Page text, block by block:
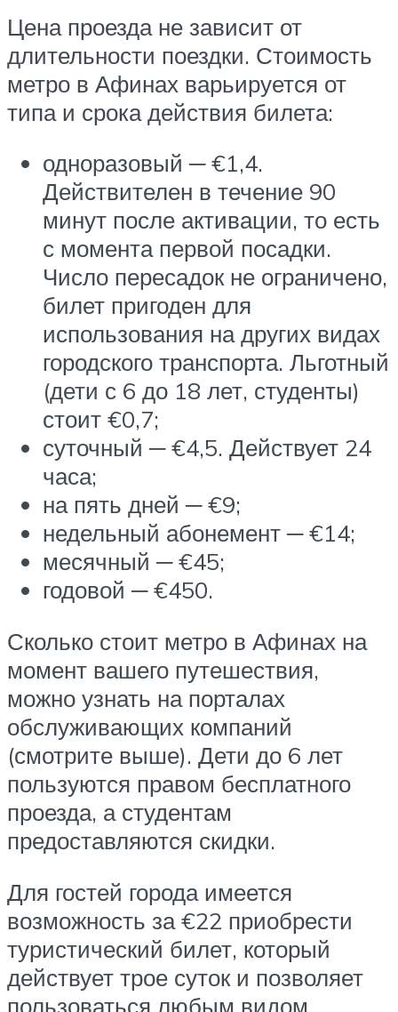
Цена проезда не зависит от
длительности поездки. Стоимость
метро в Афинах варьируется от
типа и срока действия билета:
одноразовый ─ €1,4.
Действителен в течение 90
минут после активации, то есть
с момента первой посадки.
Число пересадок не ограничено,
билет пригоден для
использования на других видах
городского транспорта. Льготный
(дети с 6 до 18 лет, студенты)
стоит €0,7;
суточный ─ €4,5. Действует 24
часа;
на пять дней ─ €9;
недельный абонемент ─ €14;
месячный ─ €45;
годовой ─ €450.
Сколько стоит метро в Афинах на
момент вашего путешествия,
можно узнать на порталах
обслуживающих компаний
(смотрите выше). Дети до 6 лет
пользуются правом бесплатного
проезда, а студентам
предоставляются скидки.
Для гостей города имеется
возможность за €22 приобрести
туристический билет, который
действует трое суток и позволяет
пользоваться любым видом